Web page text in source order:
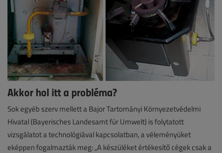
Akkor hol itt a probléma?
Sok egyéb szerv mellett a Bajor Tartományi Környezetvédelmi
Hivatal (Bayerisches Landesamt für Umwelt) is folytatott
vizsgálatot a technológiával kapcsolatban, a véleményüket
eképpen fogalmazták meg: „A készüléket értékesítő cégek csak a